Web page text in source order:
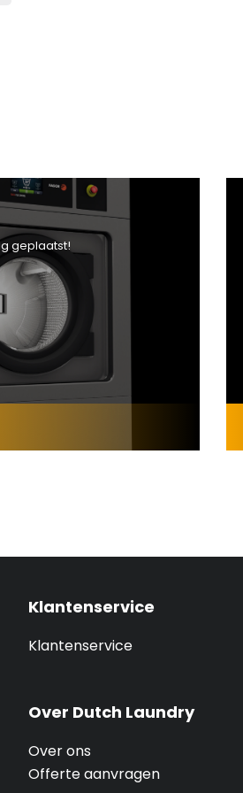
geplaatst!
Klantenservice
Klantenservice
Over Dutch Laundry
Over ons
Offerte aanvragen